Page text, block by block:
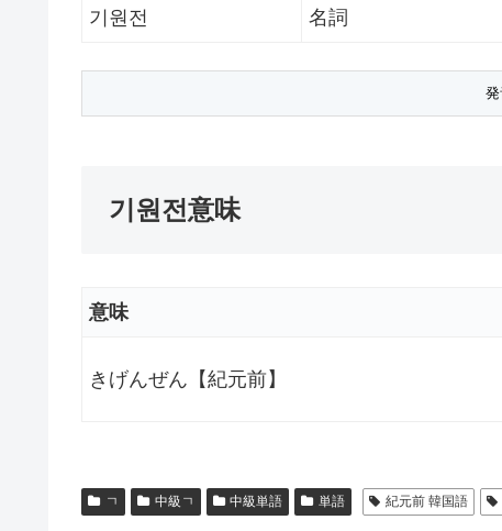
기원전 名詞
기원전意味
意味
きげんぜん【紀元前】
ㄱ 中級ㄱ 中級単語 単語 紀元前 韓国語